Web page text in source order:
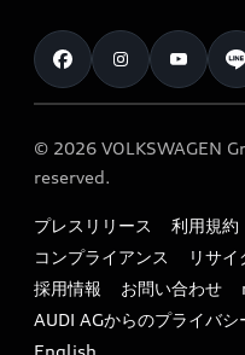
カタログ一覧
車検 / 定期点検
e-tronアフターサポート
myAudi
クオリティ
保証
メンテナンス
ファイナンス
キャンペーン / イベント
買取査定
お知らせ
オーナー様向けキャンペーン
特定整備適用車一覧
リサイクル法
よくある質問（FAQ）
© 2026 VOLKSWAGEN
reserved.
プレスリリース 利用規約
コンプライアンス
リサイ
採用情報
お問い合わせ
AUDI AGからのプライバシ
English